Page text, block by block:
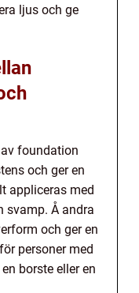
ljus och ge
foundation
och ger en
appliceras med
svamp. Å andra
och ger en
personer med
borste eller en